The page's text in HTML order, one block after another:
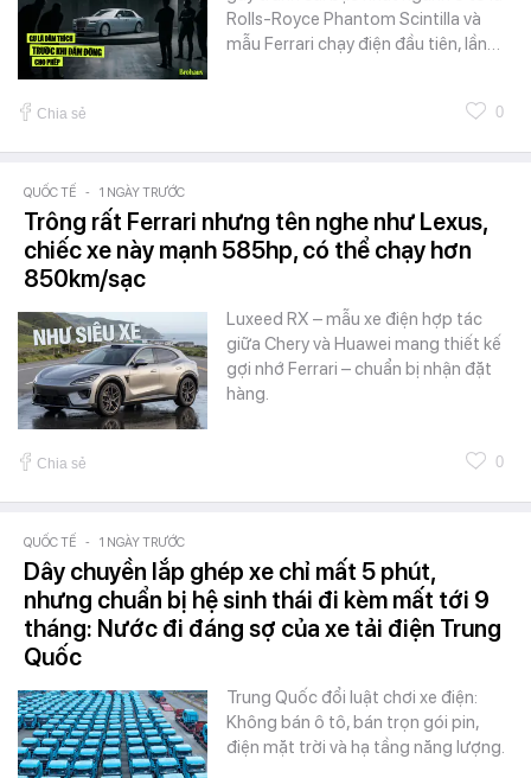
Rolls-Royce Phantom Scintilla và
mẫu Ferrari chạy điện đầu tiên, lần…
Chia sẻ 0
QUỐC TẾ - 1 NGÀY TRƯỚC
Trông rất Ferrari nhưng tên nghe như Lexus,
chiếc xe này mạnh 585hp, có thể chạy hơn
850km/sạc
Luxeed RX – mẫu xe điện hợp tác
giữa Chery và Huawei mang thiết kế
gợi nhớ Ferrari – chuẩn bị nhận đặt
hàng.
Chia sẻ 0
QUỐC TẾ - 1 NGÀY TRƯỚC
Dây chuyền lắp ghép xe chỉ mất 5 phút,
nhưng chuẩn bị hệ sinh thái đi kèm mất tới 9
tháng: Nước đi đáng sợ của xe tải điện Trung
Quốc
Trung Quốc đổi luật chơi xe điện:
Không bán ô tô, bán trọn gói pin,
điện mặt trời và hạ tầng năng lượng.